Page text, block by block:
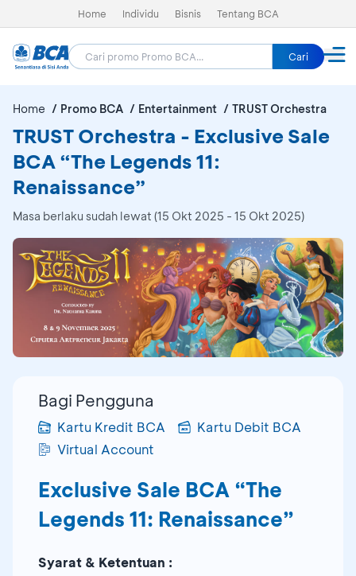
Home Individu Bisnis Tentang BCA
Cari
Home Promo BCA Entertainment TRUST Orchestra
TRUST Orchestra - Exclusive Sale
BCA “The Legends 11:
Renaissance”
Masa berlaku sudah lewat (15 Okt 2025 - 15 Okt 2025)
Bagi Pengguna
Kartu Kredit BCA
Kartu Debit BCA
Virtual Account
Exclusive Sale BCA “The
Legends 11: Renaissance”
Syarat & Ketentuan :